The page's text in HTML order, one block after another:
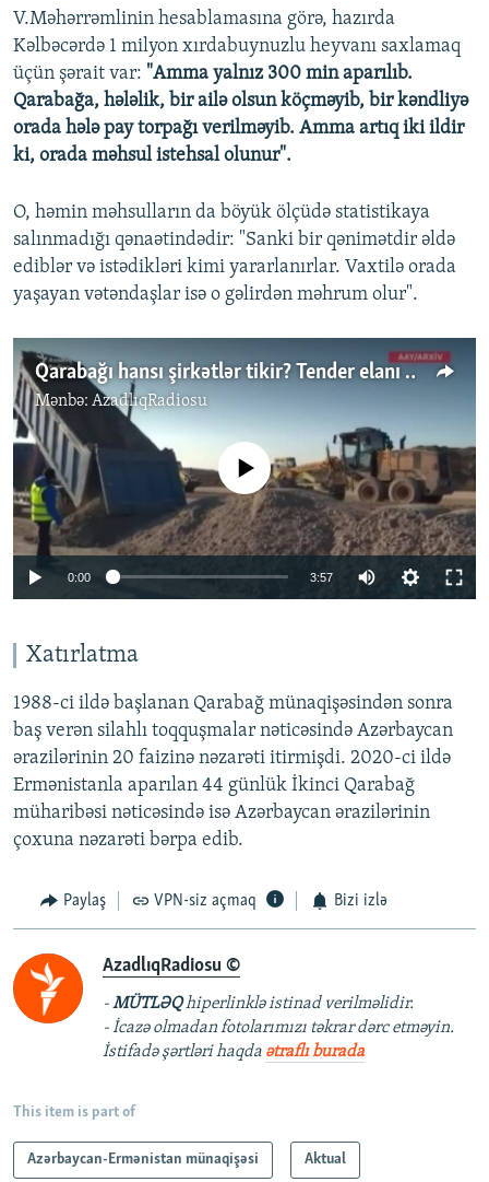
V.Məhərrəmlinin hesablamasına görə, hazırda
Kəlbəcərdə 1 milyon xırdabuynuzlu heyvanı saxlamaq
üçün şərait var: "Amma yalnız 300 min aparılıb.
Qarabağa, hələlik, bir ailə olsun köçməyib, bir kəndliyə
orada hələ pay torpağı verilməyib. Amma artıq iki ildir
ki, orada məhsul istehsal olunur".
O, həmin məhsulların da böyük ölçüdə statistikaya
salınmadığı qənaətindədir: "Sanki bir qənimətdir əldə
ediblər və istədikləri kimi yararlanırlar. Vaxtilə orada
yaşayan vətəndaşlar isə o gəlirdən məhrum olur".
Qarabağı hansı şirkətlər tikir? Tender elanı verilirmi?
Mənbə: AzadlıqRadiosu
720p 1080p
No media source currently available
0:00 3:57
720p
1080p
Xatırlatma
1988-ci ildə başlanan Qarabağ münaqişəsindən sonra
baş verən silahlı toqquşmalar nəticəsində Azərbaycan
ərazilərinin 20 faizinə nəzarəti itirmişdi. 2020-ci ildə
Ermənistanla aparılan 44 günlük İkinci Qarabağ
müharibəsi nəticəsində isə Azərbaycan ərazilərinin
çoxuna nəzarəti bərpa edib.
Paylaş VPN-siz açmaq Bizi izlə
AzadlıqRadiosu ©
-MÜTLƏQhiperlinklə istinad verilməlidir.
- İcazə olmadan fotolarımızı təkrar dərc etməyin.
İstifadə şərtləri haqda ətraflı burada
This item is part of
Azərbaycan-Ermənistan münaqişəsi Aktual